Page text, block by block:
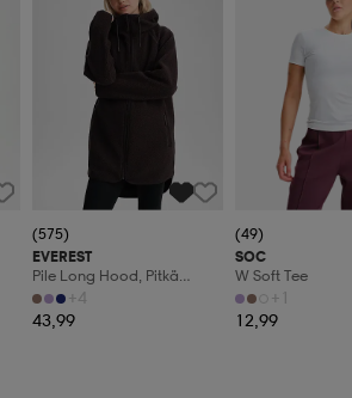
(575)
EVEREST
Pile Long Hood, Pitkä
Fleecetakki, Naisten
+4
43,99
(49)
SOC
W Soft Tee
+1
12,99